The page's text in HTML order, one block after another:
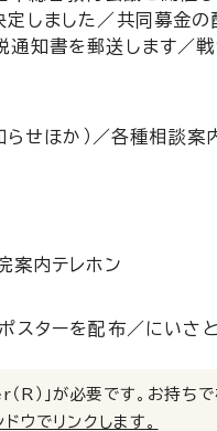
しました／共同募金
知書を郵送します／
らせほか）／各種相談案
案内テレホン
スターを配布／にいさ
）」が必要です。お持ち
ウでリンクします。